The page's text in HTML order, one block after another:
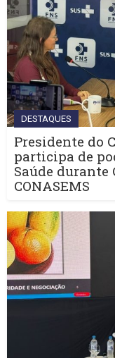
DESTAQUES
Presidente do
participa de
Saúde durante
CONASEMS